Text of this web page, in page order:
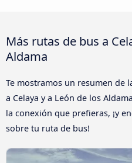
Más rutas de bus a
Aldama
Te mostramos un resumen de
a Celaya y a León de los
la conexión que prefieras, ¡y
sobre tu ruta de bus!